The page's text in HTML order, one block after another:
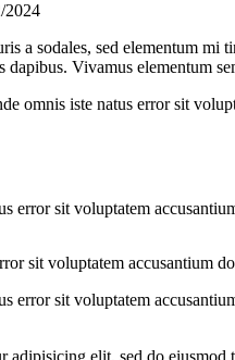
2024
a sodales, sed elementum mi
dapibus. Vivamus elementum
omnis iste natus error sit
error sit voluptatem
sit voluptatem accusantium
error sit voluptatem